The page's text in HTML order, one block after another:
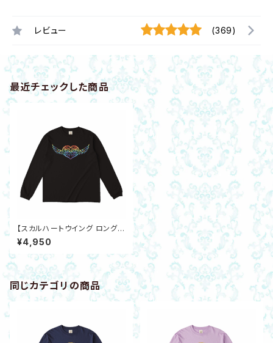
レビュー (369)
最近チェックした商品
【スカルハートウイング ロングス
リーブTシャツ】虹色オーガニッ
クコットン ブラックS～XXL ドク
ロ トライバル
¥4,950
同じカテゴリの商品